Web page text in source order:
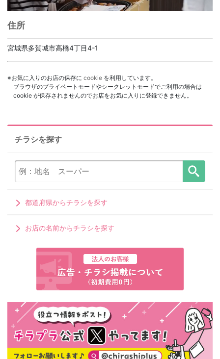
住所
宮城県多賀城市高橋4丁目4-1
※お気に入りのお店の保存に cookie を利用しています。
ブラウザのプライベートモードやシークレットモードでご利用の場合は
cookie が保存されませんのでお店をお気に入りに登録できません。
チラシを探す
都道府県からチラシを探す
お店の名前からチラシを探す